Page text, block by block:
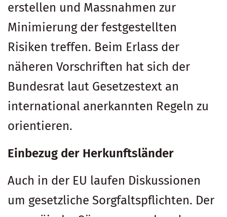
erstellen und Massnahmen zur
Minimierung der festgestellten
Risiken treffen. Beim Erlass der
näheren Vorschriften hat sich der
Bundesrat laut Gesetzestext an
international anerkannten Regeln zu
orientieren.
Einbezug der Herkunftsländer
Auch in der EU laufen Diskussionen
um gesetzliche Sorgfaltspflichten. Der